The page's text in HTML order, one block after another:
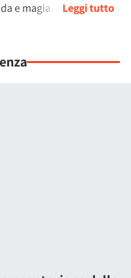
e magia.
tanto devastante